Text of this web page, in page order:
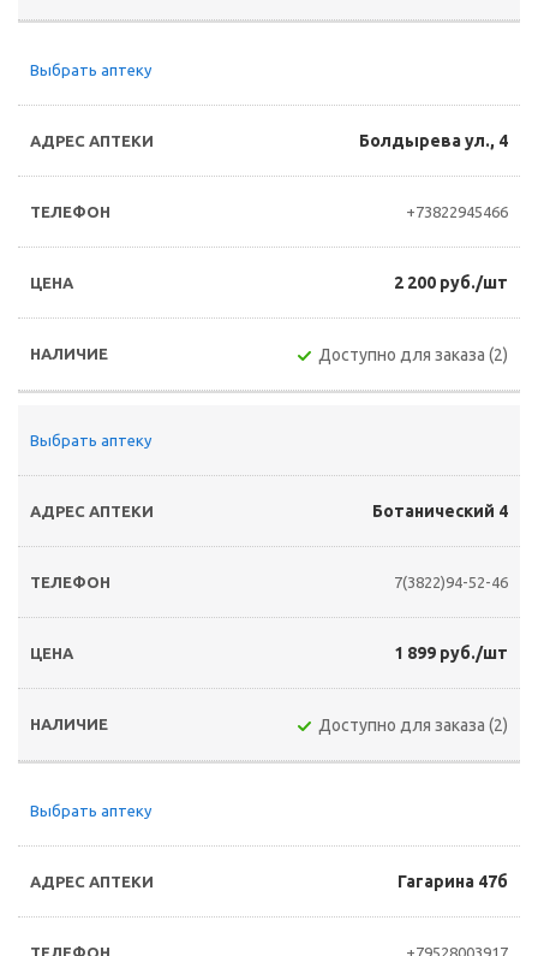
Выбрать аптеку
Болдырева ул., 4
+73822945466
2 200 руб./шт
Доступно для заказа (2)
Выбрать аптеку
Ботанический 4
7(3822)94-52-46
1 899 руб./шт
Доступно для заказа (2)
Выбрать аптеку
Гагарина 47б
+79528003917